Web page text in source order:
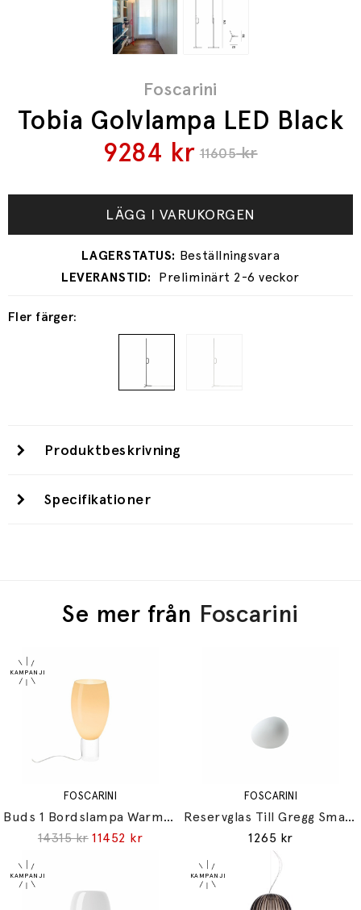
Foscarini
Tobia Golvlampa LED Black
11605kr
9284 kr
Fler färger:
LÄGG I VARUKORGEN
Preliminärt 2-6 veckor
Produktbeskrivning
Specifikationer
Se mer från Foscarini
FOSCARINI
Buds 1 Bordslampa Warm White
14315 kr 11452 kr
FOSCARINI
Reservglas Till Gregg Small/Piccolo White
1265 kr